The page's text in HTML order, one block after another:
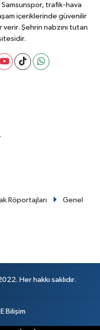
Samsunspor, trafik-hava
içeriklerinde güvenilir
verir. Şehrin nabzını tutan
Röportajları
Genel
Her hakkı saklıdır.
Bilişim